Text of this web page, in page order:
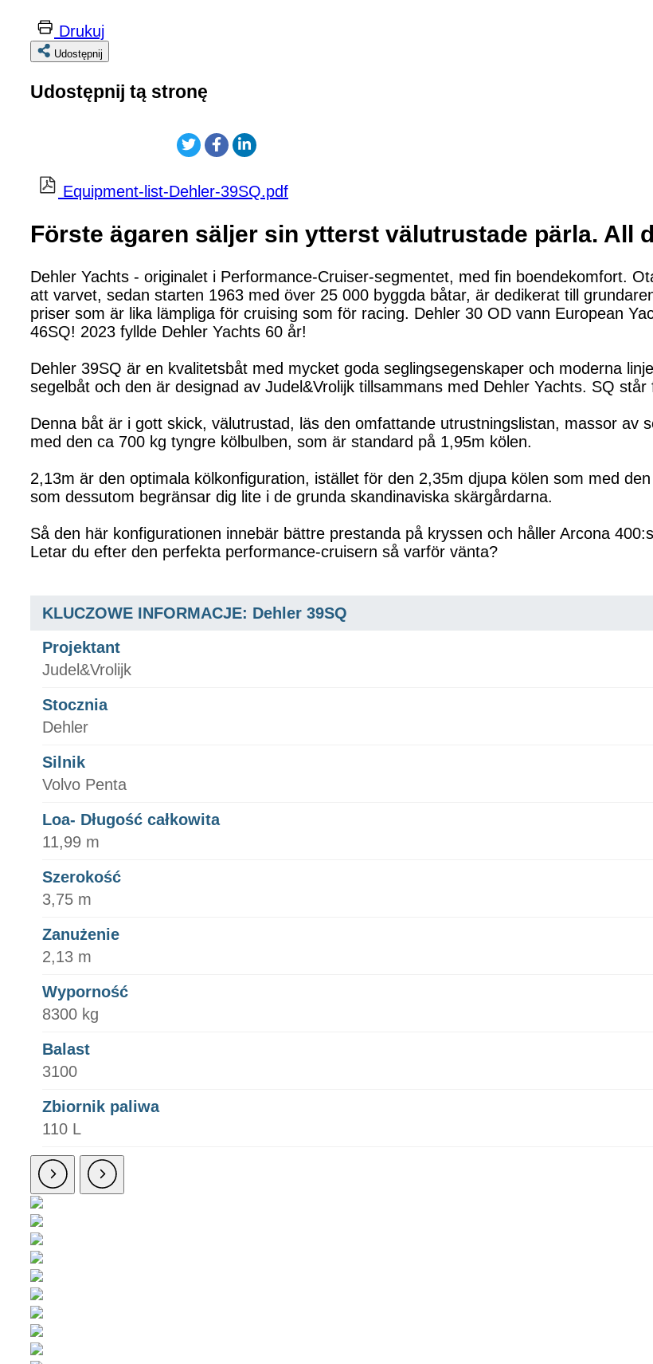
Drukuj
Udostępnij
Udostępnij tą stronę
Equipment-list-Dehler-39SQ.pdf
Förste ägaren säljer sin ytterst välutrustade pärla. All
Dehler Yachts - originalet i Performance-Cruiser-segmentet, med fin boendekomfort.
att varvet, sedan starten 1963 med över 25 000 byggda båtar, är dedikerat till
priser som är lika lämpliga för cruising som för racing. Dehler 30 OD vann European
46SQ! 2023 fyllde Dehler Yachts 60 år!
Dehler 39SQ är en kvalitetsbåt med mycket goda seglingsegenskaper och moderna
segelbåt och den är designad av Judel&Vrolijk tillsammans med Dehler Yachts. SQ står
Denna båt är i gott skick, välutrustad, läs den omfattande utrustningslistan, massor av
med den ca 700 kg tyngre kölbulben, som är standard på 1,95m kölen.
2,13m är den optimala kölkonfiguration, istället för den 2,35m djupa kölen som med
som dessutom begränsar dig lite i de grunda skandinaviska skärgårdarna.
Så den här konfigurationen innebär bättre prestanda på kryssen och håller Arcona
Letar du efter den perfekta performance-cruisern så varför vänta?
KLUCZOWE INFORMACJE: Dehler 39SQ
Projektant
Judel&Vrolijk
Stocznia
Dehler
Silnik
Volvo Penta
Loa- Długość całkowita
11,99 m
Szerokość
3,75 m
Zanużenie
2,13 m
Wyporność
8300 kg
Balast
3100
Zbiornik paliwa
110 L